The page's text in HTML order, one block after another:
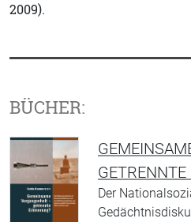
2009).
BÜCHER:
Der